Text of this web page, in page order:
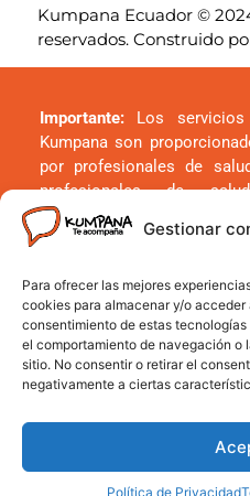
Gestionar
Para ofrecer las mejores
cookies para almacenar y/o
consentimiento de estas
el comportamiento de navegación
sitio. No consentir o retirar el
negativamente a ciertas
Política de Privacidad
Kumpana Ecuador ©
reservados. Construido
Importante:Los servicios
Kumpana son
por profesionales de
profesionales de
medicamentos a través de
por una crisis o